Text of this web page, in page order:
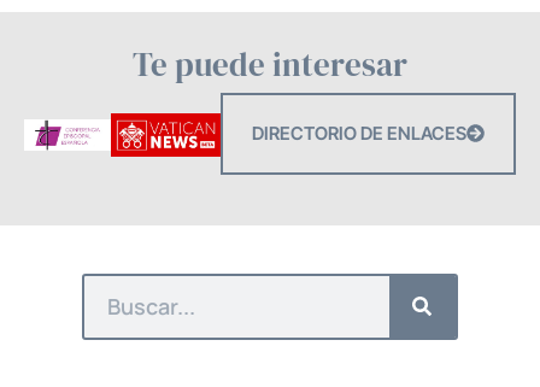
Te puede interesar
DIRECTORIO DE ENLACES